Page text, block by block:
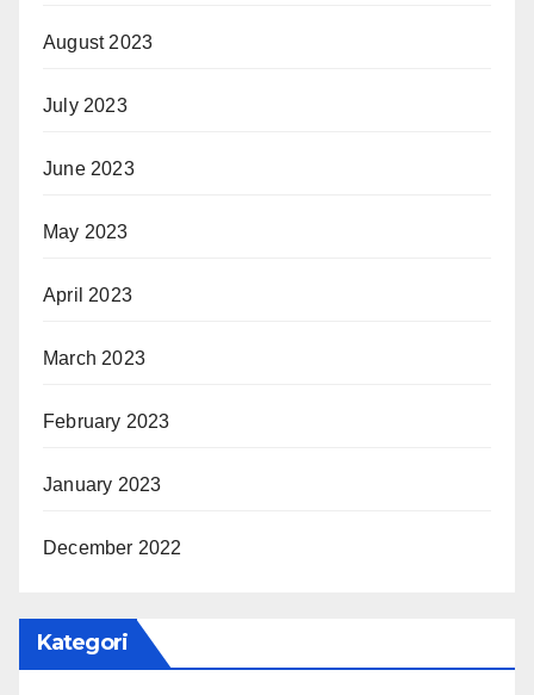
August 2023
July 2023
June 2023
May 2023
April 2023
March 2023
February 2023
January 2023
December 2022
Kategori